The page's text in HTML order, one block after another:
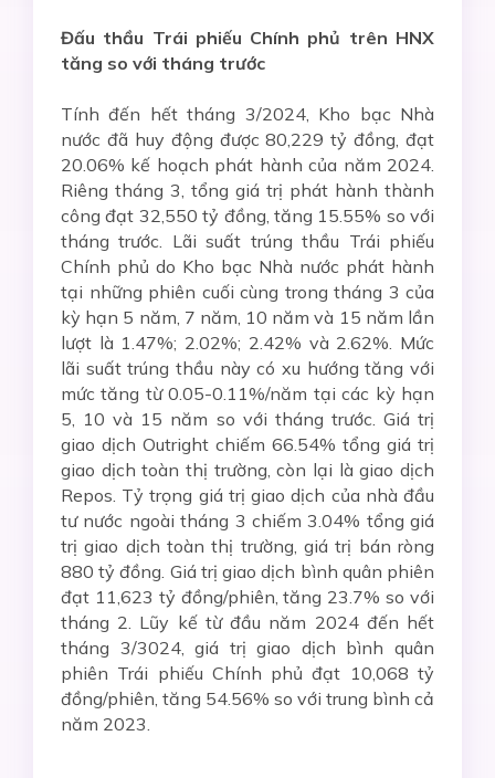
Đấu thầu Trái phiếu Chính phủ trên HNX
tăng so với tháng trước
Tính đến hết tháng 3/2024, Kho bạc Nhà
nước đã huy động được 80,229 tỷ đồng, đạt
20.06% kế hoạch phát hành của năm 2024.
Riêng tháng 3, tổng giá trị phát hành thành
công đạt 32,550 tỷ đồng, tăng 15.55% so với
tháng trước. Lãi suất trúng thầu Trái phiếu
Chính phủ do Kho bạc Nhà nước phát hành
tại những phiên cuối cùng trong tháng 3 của
kỳ hạn 5 năm, 7 năm, 10 năm và 15 năm lần
lượt là 1.47%; 2.02%; 2.42% và 2.62%. Mức
lãi suất trúng thầu này có xu hướng tăng với
mức tăng từ 0.05-0.11%/năm tại các kỳ hạn
5, 10 và 15 năm so với tháng trước. Giá trị
giao dịch Outright chiếm 66.54% tổng giá trị
giao dịch toàn thị trường, còn lại là giao dịch
Repos. Tỷ trọng giá trị giao dịch của nhà đầu
tư nước ngoài tháng 3 chiếm 3.04% tổng giá
trị giao dịch toàn thị trường, giá trị bán ròng
880 tỷ đồng. Giá trị giao dịch bình quân phiên
đạt 11,623 tỷ đồng/phiên, tăng 23.7% so với
tháng 2. Lũy kế từ đầu năm 2024 đến hết
tháng 3/3024, giá trị giao dịch bình quân
phiên Trái phiếu Chính phủ đạt 10,068 tỷ
đồng/phiên, tăng 54.56% so với trung bình cả
năm 2023.